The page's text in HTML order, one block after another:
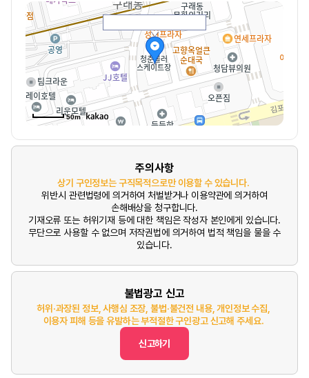
50m
주의사항
상기 구인정보는 구직목적으로만 이용할 수 있습니다.
위반시 관련법령에 의거하여 처벌받거나 이용약관에 의거하여
손해배상을 청구합니다.
기재오류 또는 허위기재 등에 대한 책임은 작성자 본인에게 있습니다.
무단으로 사용할 수 없으며 저작권법에 의거하여 법적 책임을 물을 수
있습니다.
불법광고 신고
허위·과장된 정보, 사행심 조장, 불법·불건전 내용, 개인정보 수집,
이용자 피해 등을 유발하는 부적절한 구인광고 신고해 주세요.
신고하기